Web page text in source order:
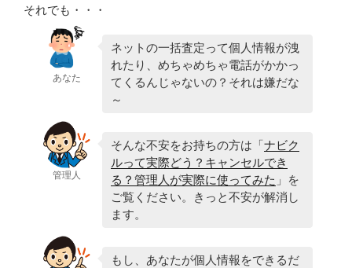
それでも・・・
あなた
ネットの一括査定って個人情報が洩
れたり、めちゃめちゃ電話がかかっ
てくるんじゃないの？それは嫌だな
～
管理人
そんな不安をお持ちの方は「ナビク
ルって実際どう？キャンセルでき
る？管理人が実際に使ってみた 」を
ご覧ください。きっと不安が解消し
ます。
もし、あなたが個人情報をできるだ